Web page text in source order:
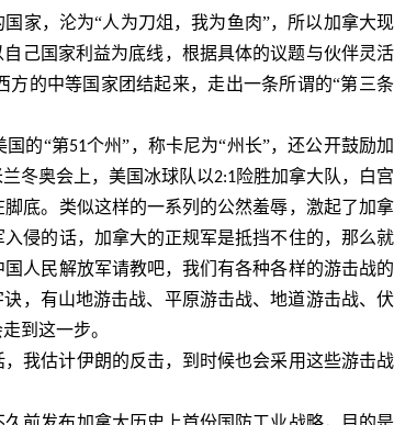
家，沦为“人为刀俎，我为鱼肉”，所以加拿大现
己国家利益为底线，根据具体的议题与伙伴灵活
的中等国家团结起来，走出一条所谓的“第三条
国的“第51个州”，称卡尼为“州长”，还公开鼓励加
冬奥会上，美国冰球队以2:1险胜加拿大队，白宫
底。类似这样的一系列的公然羞辱，激起了加拿
侵的话，加拿大的正规军是抵挡不住的，那么就
人民解放军请教吧，我们有各种各样的游击战的
诀，有山地游击战、平原游击战、地道游击战、伏
到这一步。
我估计伊朗的反击，到时候也会采用这些游击战